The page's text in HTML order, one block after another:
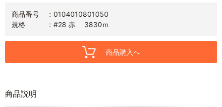
商品番号
0104010801050
規格
#28 赤 3830ｍ
商品購入へ
商品説明